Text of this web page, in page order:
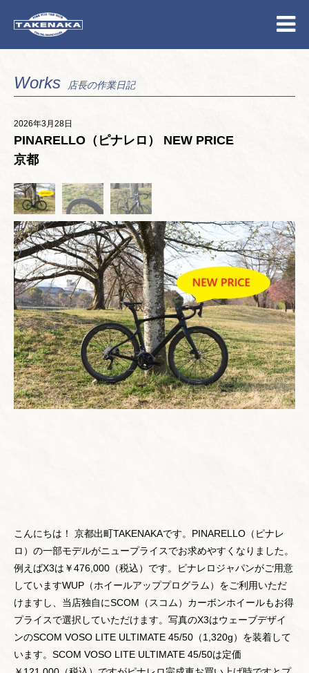
Works 店長の作業日記
2026年3月28日
PINARELLO（ピナレロ） NEW PRICE
京都
こんにちは！ 京都出町TAKENAKAです。PINARELLO（ピナレ
ロ）の一部モデルがニュープライスでお求めやすくなりました。
例えばX3は￥476,000（税込）です。ピナレロジャパンがご用意
していますWUP（ホイールアッププログラム）をご利用いただ
けますし、当店独自にSCOM（スコム）カーボンホイールもお得
プライスで選択していただけます。写真のX3はウェーブデザイ
ンのSCOM VOSO LITE ULTIMATE 45/50（1,320g）を装着して
います。SCOM VOSO LITE ULTIMATE 45/50は定価